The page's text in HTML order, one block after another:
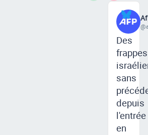
Des
frappes
sans
depuis
l'entrée
en